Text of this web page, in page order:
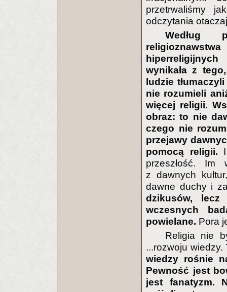
przetrwaliśmy
odczytania
Według
wynikała z
ludzie
nie rozumieli
więcej religii.
obraz: to nie
czego nie
przejawy
pomocą religii.
przeszłość. Im
z dawnych
dawne duchy i
dzikusów, lecz
wczesnych
powielane. Pora
Religia nie
...rozwoju wiedzy.
wiedzy rośnie
Pewność jest
jest fanatyzm.